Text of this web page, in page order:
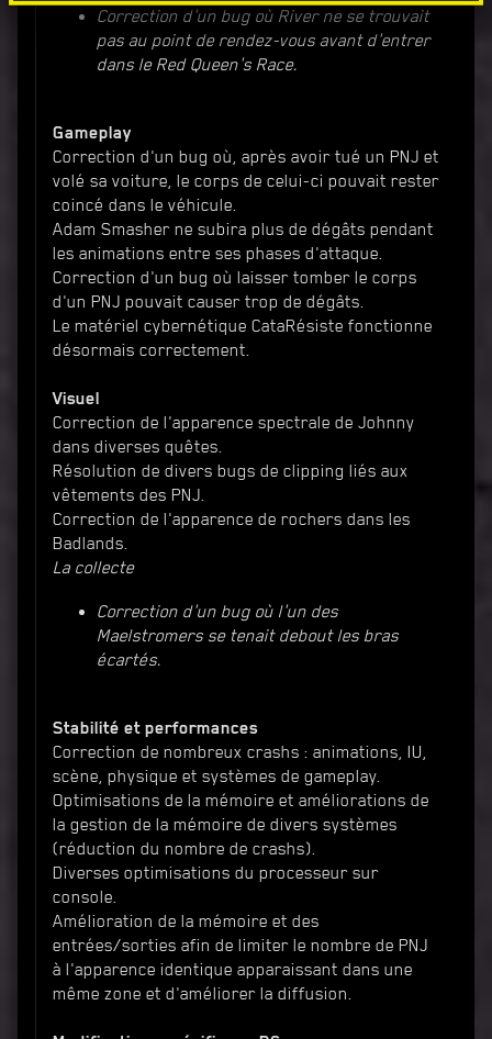
Correction d'un bug où River ne se trouvait
pas au point de rendez-vous avant d'entrer
dans le Red Queen's Race.
Gameplay
Correction d'un bug où, après avoir tué un PNJ et
volé sa voiture, le corps de celui-ci pouvait rester
coincé dans le véhicule.
Adam Smasher ne subira plus de dégâts pendant
les animations entre ses phases d'attaque.
Correction d'un bug où laisser tomber le corps
d'un PNJ pouvait causer trop de dégâts.
Le matériel cybernétique CataRésiste fonctionne
désormais correctement.
Visuel
Correction de l'apparence spectrale de Johnny
dans diverses quêtes.
Résolution de divers bugs de clipping liés aux
vêtements des PNJ.
Correction de l'apparence de rochers dans les
Badlands.
La collecte
Correction d'un bug où l'un des
Maelstromers se tenait debout les bras
écartés.
Stabilité et performances
Correction de nombreux crashs : animations, IU,
scène, physique et systèmes de gameplay.
Optimisations de la mémoire et améliorations de
la gestion de la mémoire de divers systèmes
(réduction du nombre de crashs).
Diverses optimisations du processeur sur
console.
Amélioration de la mémoire et des
entrées/sorties afin de limiter le nombre de PNJ
à l'apparence identique apparaissant dans une
même zone et d'améliorer la diffusion.